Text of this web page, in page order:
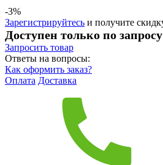
-3%
Зарегистрируйтесь и получите
Доступен только по запросу
Запросить товар
Ответы на вопросы:
Как оформить заказ?
Оплата Доставка